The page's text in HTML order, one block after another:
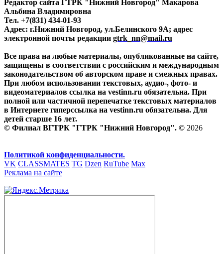
Редактор сайта ГТРК "Нижний Новгород" Макарова
Альбина Владимировна
Тел. +7(831) 434-01-93
Адрес: г.Нижний Новгород, ул.Белинского 9А; адрес
электронной почты редакции gtrk_nn@mail.ru
Все права на любые материалы, опубликованные на сайте,
защищены в соответствии с российским и международным
законодательством об авторском праве и смежных правах.
При любом использовании текстовых, аудио-, фото- и
видеоматериалов ссылка на vestinn.ru обязательна. При
полной или частичной перепечатке текстовых материалов
в Интернете гиперссылка на vestinn.ru обязательна. Для
детей старше 16 лет.
© Филиал ВГТРК "ГТРК "Нижний Новгород". © 2026
Политикой конфиденциальности.
VK CLASSMATES TG Dzen RuTube Max
Реклама на сайте